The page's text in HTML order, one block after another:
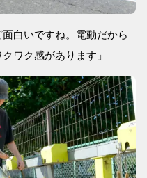
白いですね。電動だから
ワク感があります」